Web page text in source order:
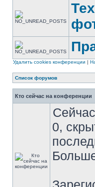
Удалить cookies конференции |
Список форумов
Кто сейчас на конференции
0,